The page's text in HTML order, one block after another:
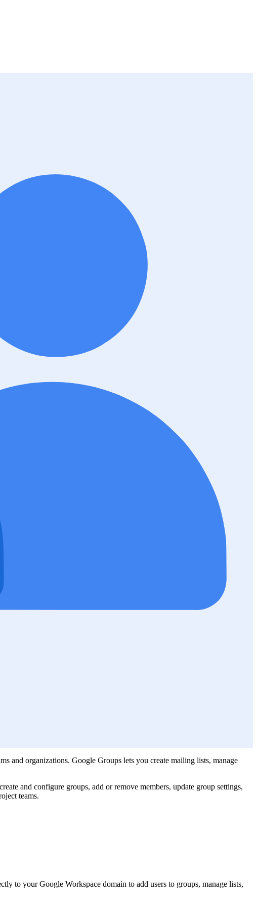
and organizations. Google Groups lets you create mailing lists, manage
and configure groups, add or remove members, update group settings,
teams.
to your Google Workspace domain to add users to groups, manage lists,